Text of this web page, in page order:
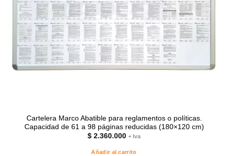
Cartelera Marco Abatible para reglamentos o políticas.
Capacidad de 61 a 98 páginas reducidas (180×120 cm)
$ 2.360.000 + Iva
Añadir al carrito